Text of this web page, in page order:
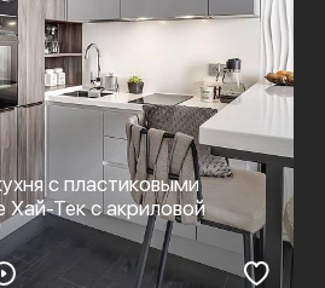
с пластиковыми
Хай-Тек c акриловой